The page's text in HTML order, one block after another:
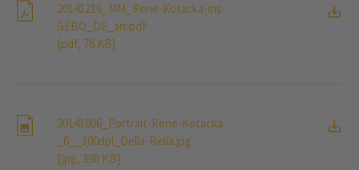
20141216_MM_Rene-Kotacka-ins-
GEBO_DE_arr.pdf
[pdf, 76 KB]
20141006_Portrait-Rene-Kotacka-
_6__300dpi_Della-Bella.jpg
[jpg, 398 KB]